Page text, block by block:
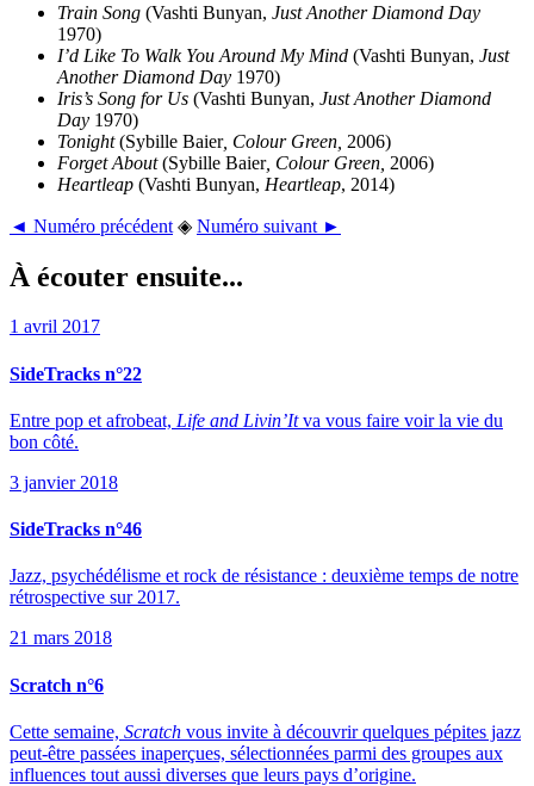
Train Song (Vashti Bunyan, Just Another Diamond Day
1970)
I’d Like To Walk You Around My Mind (Vashti Bunyan, Just
Another Diamond Day 1970)
Iris’s Song for Us (Vashti Bunyan, Just Another Diamond
Day 1970)
Tonight(Sybille Baier, Colour Green, 2006)
Forget About(Sybille Baier, Colour Green, 2006)
Heartleap (Vashti Bunyan, Heartleap, 2014)
◄ Numéro précédent ◈ Numéro suivant ►
À écouter ensuite...
1 avril 2017
SideTracks n°22
Entre pop et afrobeat, Life and Livin’Itva vous faire voir la vie du
bon côté.
3 janvier 2018
SideTracks n°46
Jazz, psychédélisme et rock de résistance : deuxième temps de notre
rétrospective sur 2017.
21 mars 2018
Scratch n°6
Cette semaine, Scratch vous invite à découvrir quelques pépites jazz
peut-être passées inaperçues, sélectionnées parmi des groupes aux
influences tout aussi diverses que leurs pays d’origine.